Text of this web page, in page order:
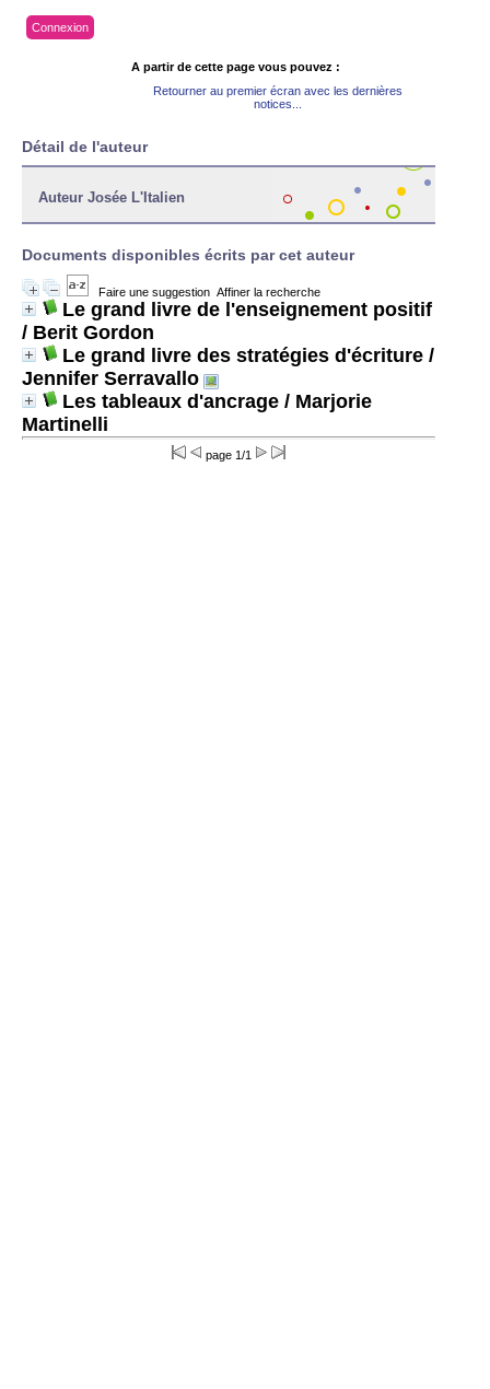
Connexion
A partir de cette page vous pouvez :
Retourner au premier écran avec les dernières
notices...
Détail de l'auteur
Auteur Josée L'Italien
Documents disponibles écrits par cet auteur
Faire une suggestion Affiner la recherche
Le grand livre de l'enseignement positif
/ Berit Gordon
Le grand livre des stratégies d'écriture /
Jennifer Serravallo
Les tableaux d'ancrage / Marjorie
Martinelli
page 1/1